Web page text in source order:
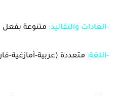
-العادات والتقاليد: متنوعة بفعل
-اللغة: متعددة )عربية-أمازغية-